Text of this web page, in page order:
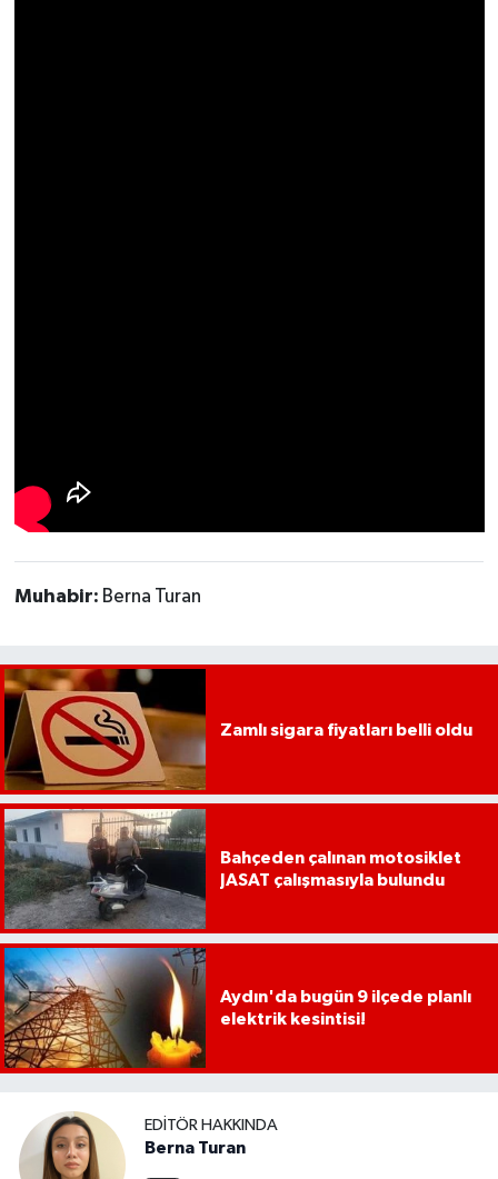
Muhabir: Berna Turan
Zamlı sigara fiyatları belli oldu
Bahçeden çalınan motosiklet
JASAT çalışmasıyla bulundu
Aydın'da bugün 9 ilçede planlı
elektrik kesintisi!
EDITÖR HAKKINDA
Berna Turan